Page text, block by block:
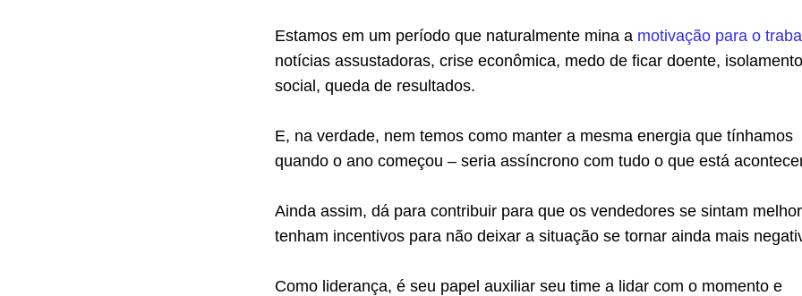
Estamos em um período que naturalmente mina a motivação para o
notícias assustadoras, crise econômica, medo de ficar doente, isolamento
social, queda de resultados.
E, na verdade, nem temos como manter a mesma energia que tínhamos
quando o ano começou – seria assíncrono com tudo o que está
Ainda assim, dá para contribuir para que os vendedores se sintam
tenham incentivos para não deixar a situação se tornar ainda mais
Como liderança, é seu papel auxiliar seu time a lidar com o momento e